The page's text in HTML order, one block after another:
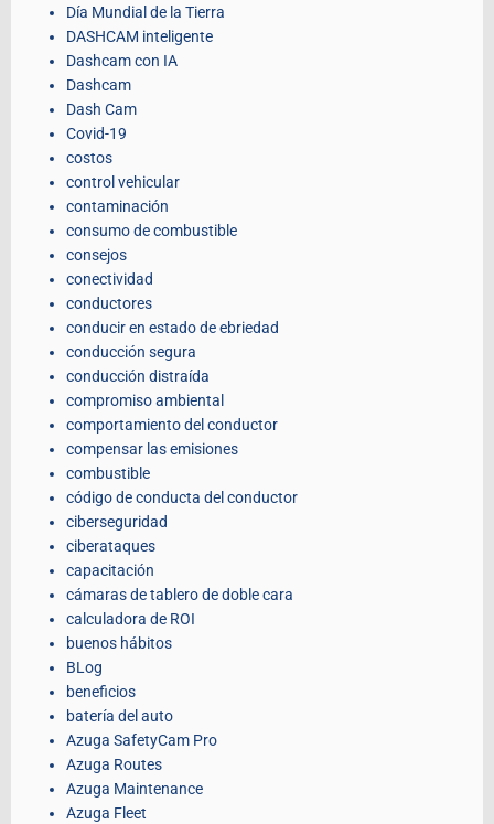
Día Mundial de la Tierra
DASHCAM inteligente
Dashcam con IA
Dashcam
Dash Cam
Covid-19
costos
control vehicular
contaminación
consumo de combustible
consejos
conectividad
conductores
conducir en estado de ebriedad
conducción segura
conducción distraída
compromiso ambiental
comportamiento del conductor
compensar las emisiones
combustible
código de conducta del conductor
ciberseguridad
ciberataques
capacitación
cámaras de tablero de doble cara
calculadora de ROI
buenos hábitos
BLog
beneficios
batería del auto
Azuga SafetyCam Pro
Azuga Routes
Azuga Maintenance
Azuga Fleet